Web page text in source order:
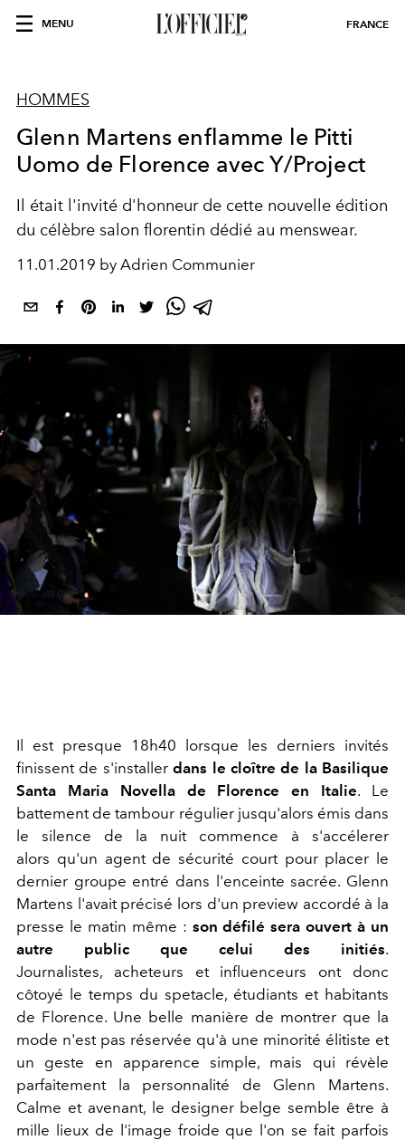
MENU FRANCE
HOMMES
Glenn Martens enflamme le Pitti
Uomo de Florence avec Y/Project
Il était l'invité d'honneur de cette nouvelle édition
du célèbre salon florentin dédié au menswear.
11.01.2019 by Adrien Communier
Il est presque 18h40 lorsque les derniers invités
finissent de s'installerdans le cloître de la Basilique
Santa Maria Novella de Florence en Italie. Le
battement de tambour régulier jusqu'alors émis dans
le silence de la nuit commence à s'accélerer
alors qu'un agent de sécurité court pour placer le
dernier groupe entré dans l'enceinte sacrée. Glenn
Martens l'avait précisé lors d'un preview accordé à la
presse le matin même : son défilé sera ouvert à un
autre public que celui des initiés.
Journalistes, acheteurs et influenceurs ont donc
côtoyé le temps du spetacle, étudiants et habitants
de Florence. Une belle manière de montrer que la
mode n'est pas réservée qu'à une minorité élitiste et
un geste en apparence simple, mais qui révèle
parfaitement la personnalité de Glenn Martens.
Calme et avenant, le designer belge semble être à
mille lieux de l'image froide que l'on se fait parfois